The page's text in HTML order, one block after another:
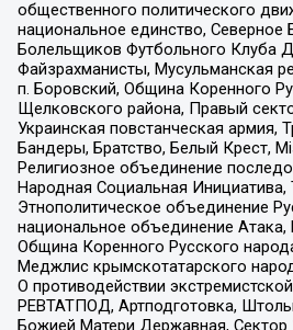
общественного политического
национальное единство, Северное
Болельщиков Футбольного Клуба
Файзрахманисты, Мусульманская
п. Боровский, Община Коренного
Щелковского района, Правый
Украинская повстанческая армия,
Бандеры, Братство, Белый Крест,
Религиозное объединение
Народная Социальная Инициатива,
Этнополитическое объединение
национальное объединение
Община Коренного Русского
Меджлис крымскотатарского
О противодействии
РЕВТАТПОД, Артподготовка,
Божией Матери Державная, Сектор